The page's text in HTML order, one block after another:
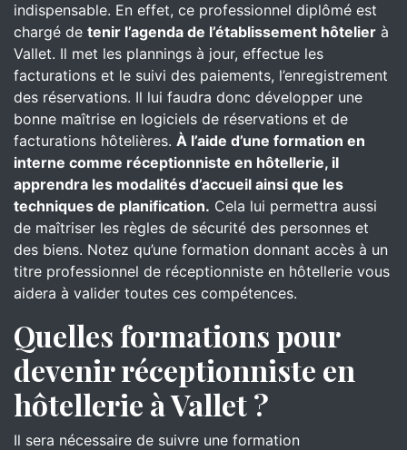
indispensable. En effet, ce professionnel diplômé est
chargé de tenir l’agenda de l’établissement hôtelier à
Vallet. Il met les plannings à jour, effectue les
facturations et le suivi des paiements, l’enregistrement
des réservations. Il lui faudra donc développer une
bonne maîtrise en logiciels de réservations et de
facturations hôtelières. À l’aide d’une formation en
interne comme réceptionniste en hôtellerie, il
apprendra les modalités d’accueil ainsi que les
techniques de planification. Cela lui permettra aussi
de maîtriser les règles de sécurité des personnes et
des biens. Notez qu’une formation donnant accès à un
titre professionnel de réceptionniste en hôtellerie vous
aidera à valider toutes ces compétences.
Quelles formations pour
devenir réceptionniste en
hôtellerie à Vallet ?
Il sera nécessaire de suivre une formation